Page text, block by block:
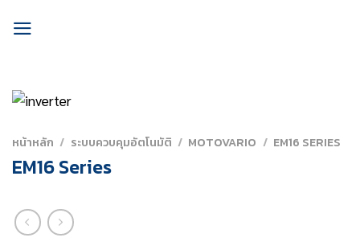
หน้าหลัก / ระบบควบคุมอัตโนมัติ / MOTOVARIO / EM16 SERIES
EM16 Series